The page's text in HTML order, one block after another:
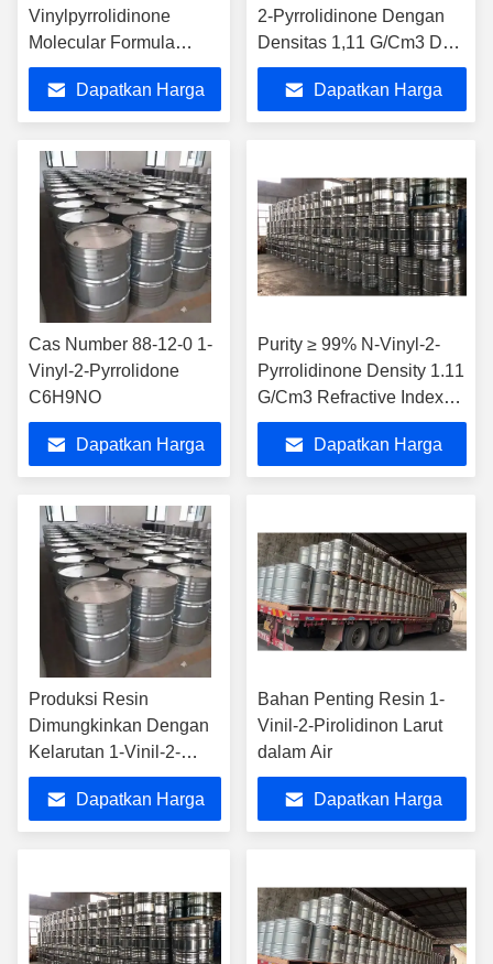
Vinylpyrrolidinone
Molecular Formula
C6H9NO For Chemical
Dapatkan Harga
2-Pyrrolidinone Dengan
Densitas 1,11 G/Cm3 Dan
Nomor Cas 88-12-0
Dapatkan Harga
Cas Number 88-12-0 1-
Vinyl-2-Pyrrolidone
C6H9NO
Dapatkan Harga
Purity ≥ 99% N-Vinyl-2-
Pyrrolidinone Density 1.11
G/Cm3 Refractive Index
N20/D 1.468
Dapatkan Harga
Produksi Resin
Dimungkinkan Dengan
Kelarutan 1-Vinil-2-
Pirolidon yang Sangat
Baik Dalam Aseton
Dapatkan Harga
Bahan Penting Resin 1-
Vinil-2-Pirolidinon Larut
dalam Air
Dapatkan Harga